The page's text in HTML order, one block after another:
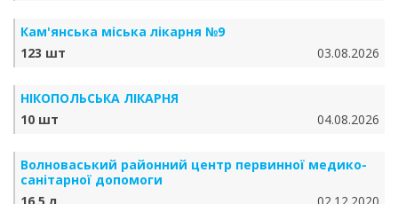
Кам'янська міська лікарня №9
123 шт
03.08.2026
НІКОПОЛЬСЬКА ЛІКАРНЯ
10 шт
04.08.2026
Волноваський районний центр первинної медико-
санітарної допомоги